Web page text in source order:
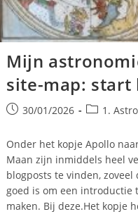
Mijn
site-map: start
Bericht
op:
30/01/2026 1.
Onder het kopje Apollo
Maan zijn inmiddels heel
blogposts te vinden, zoveel
goed is om een introductie
maken. Bij deze.Het kopje